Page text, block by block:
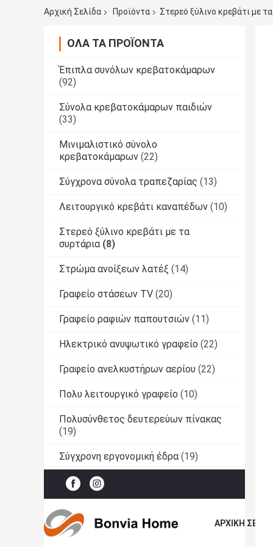
Αρχική Σελίδα
Προϊόντα Στερεό ξύλινο κρεβάτι με
ΌΛΑ ΤΑ ΠΡΟΪΌΝΤΑ
Έπιπλα συνόλων κρεβατοκάμαρων
(92)
Σύνολα κρεβατοκάμαρων παιδιών
(33)
Μινιμαλιστικό σύνολο
κρεβατοκάμαρων (22)
Σύγχρονα σύνολα τραπεζαρίας (13)
Λειτουργικό κρεβάτι καναπέδων (10)
Στερεό ξύλινο κρεβάτι με τα
συρτάρια (8)
Στρώμα ανοίξεων λατέξ (14)
Γραφείο στάσεων TV (20)
Γραφείο ραφιών παπουτσιών (11)
Ηλεκτρικό ανυψωτικό γραφείο (22)
Γραφείο ανελκυστήρων αερίου (22)
Πολυ λειτουργικό γραφείο (10)
Πολυσύνθετος δευτερεύων πίνακας
(19)
Σύγχρονη εργονομική έδρα (19)
ΑΡΧΙΚΉ ΣΕΛΊΔΑ